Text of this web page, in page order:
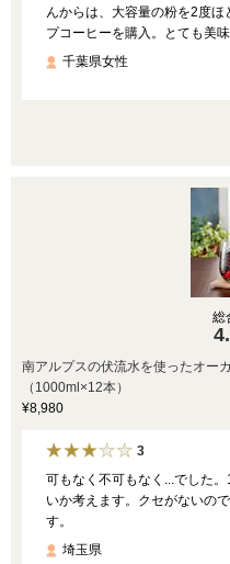
んからは、大容量の粉を2度
プコーヒーを購入。とても美
千葉県女性
総
南アルプスの伏流水を使ったオー
（1000ml×12本）
¥8,980
3
可もなく不可もなく...でした
いか考えます。クセがないの
す。
埼玉県